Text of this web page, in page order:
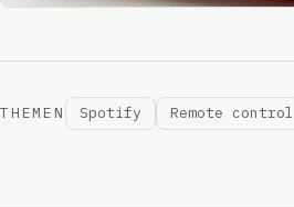
THEMEN Spotify Remote control